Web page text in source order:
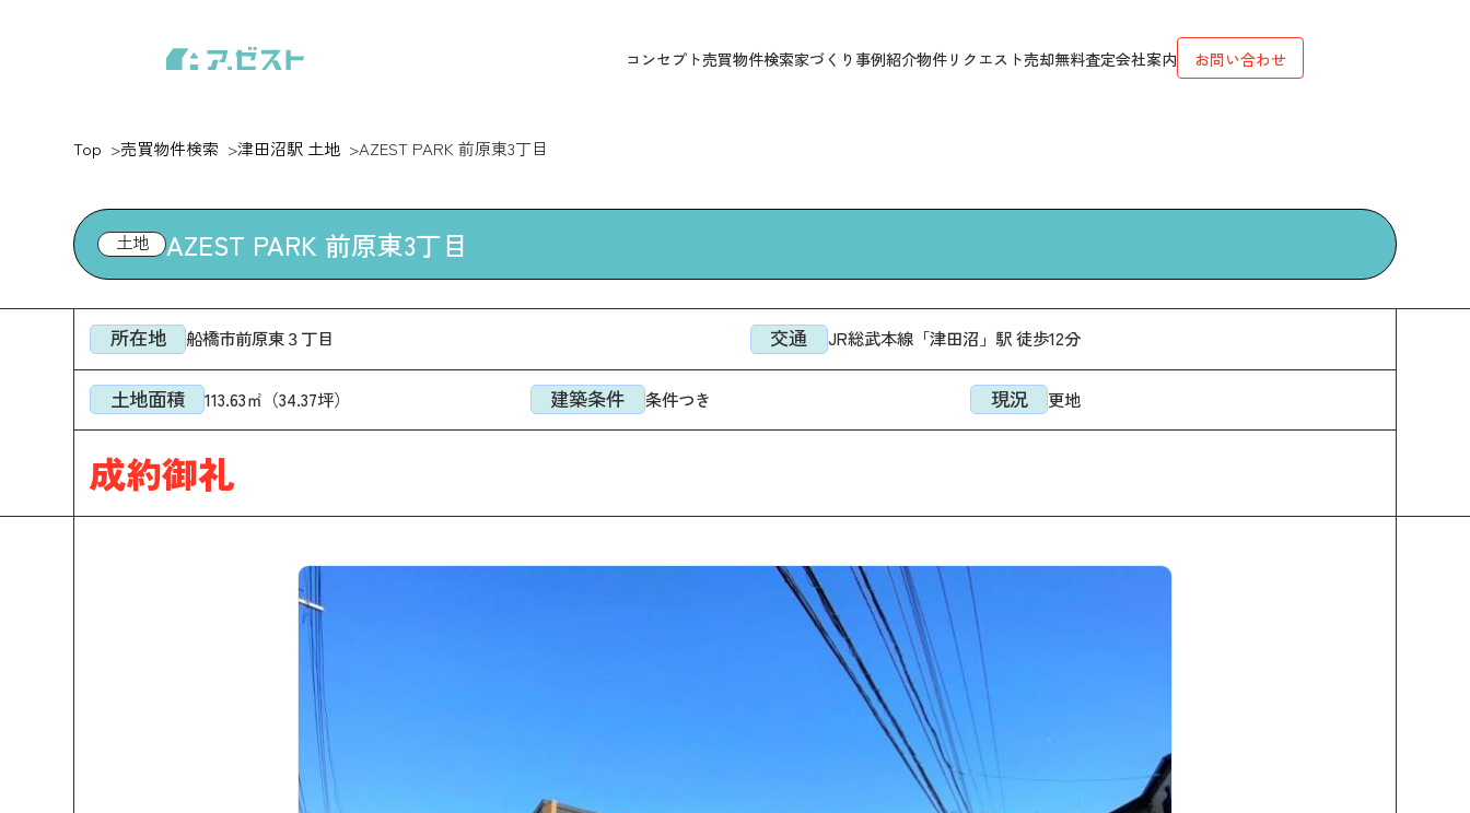
コンセプト売買物件検索家づくり 事例紹介物件リクエスト売却無料査定会社案内 お問い合わせ
Top 売買物件検索 津田沼駅 土地 AZEST PARK 前原東3丁目
土地 AZEST PARK 前原東3丁目
所在地 船橋市前原東３丁目 交通 JR総武本線「津田沼」駅 徒歩12分
土地面積 113.63㎡（34.37坪） 建築条件 条件つき 現況 更地
成約御礼